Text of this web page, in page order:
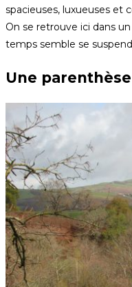
spacieuses, luxueuses et
On se retrouve ici dans
temps semble se
Une